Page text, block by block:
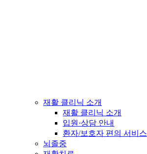
재활 클리닉 소개
재활 클리닉 소개
입원·상담 안내
환자/보호자 편의 서비스
뇌졸중